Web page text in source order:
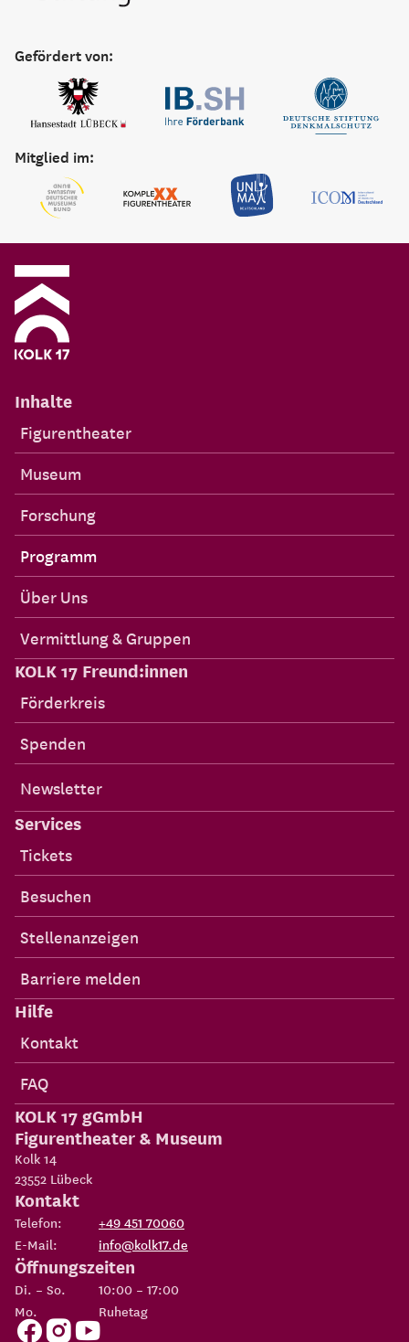
Gefördert von:
Mitglied im:
Inhalte
Figurentheater
Museum
Forschung
Programm
Über Uns
Vermittlung & Gruppen
KOLK 17 Freund:innen
Förderkreis
Spenden
Newsletter
Services
Tickets
Besuchen
Stellenanzeigen
Barriere melden
Hilfe
Kontakt
FAQ
KOLK 17 gGmbH
Figurentheater & Museum
Kolk 14
23552 Lübeck
Kontakt
Telefon:
+49 451 70060
E-Mail:
info@kolk17.de
Öffnungszeiten
Di. – So.
10:00 – 17:00
Mo.
Ruhetag